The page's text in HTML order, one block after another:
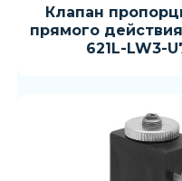
Клапан
прямого
621L-LW3-